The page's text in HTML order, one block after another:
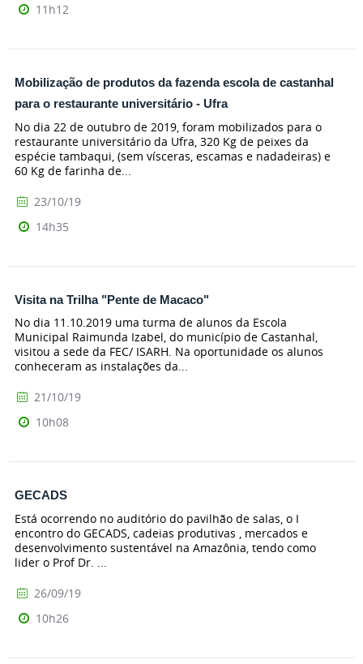
11h12
Mobilização de produtos da fazenda escola de castanhal
para o restaurante universitário - Ufra
No dia 22 de outubro de 2019, foram mobilizados para o
restaurante universitário da Ufra, 320 Kg de peixes da
espécie tambaqui, (sem vísceras, escamas e nadadeiras) e
60 Kg de farinha de...
23/10/19
14h35
Visita na Trilha "Pente de Macaco"
No dia 11.10.2019 uma turma de alunos da Escola
Municipal Raimunda Izabel, do município de Castanhal,
visitou a sede da FEC/ ISARH. Na oportunidade os alunos
conheceram as instalações da...
21/10/19
10h08
GECADS
Está ocorrendo no auditório do pavilhão de salas, o I
encontro do GECADS, cadeias produtivas , mercados e
desenvolvimento sustentável na Amazônia, tendo como
lider o Prof Dr. ...
26/09/19
10h26